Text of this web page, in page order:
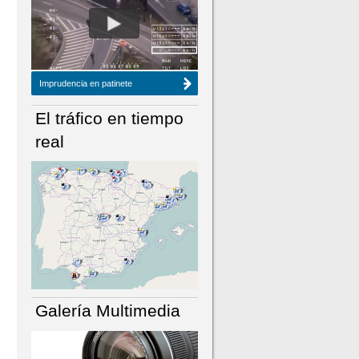
NÚMERO ACTUAL HEMEROTECA
Imprudencia en patinete
El tráfico en tiempo
real
Galería Multimedia